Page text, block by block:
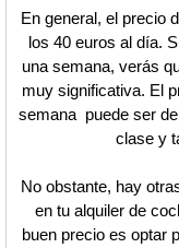
En general, el precio
los 40 euros al día.
una semana, verás
muy significativa. El
semana puede ser
clase y
No obstante, hay
en tu alquiler de
buen precio es optar